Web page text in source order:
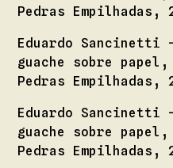
Pedras Empilhadas,
Eduardo Sancinetti
guache sobre
Pedras Empilhadas,
Eduardo Sancinetti
guache sobre
Pedras Empilhadas,